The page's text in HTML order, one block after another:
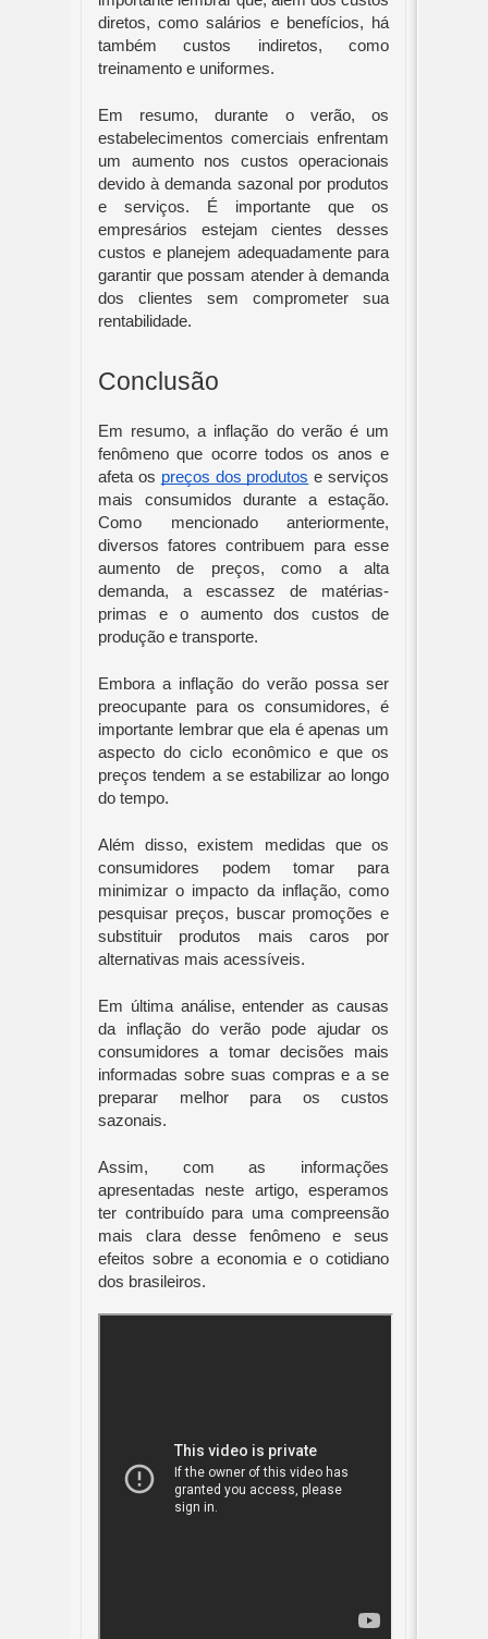
diretos, como salários e benefícios, há
também custos indiretos, como
treinamento e uniformes.
Em resumo, durante o verão, os
estabelecimentos comerciais enfrentam
um aumento nos custos operacionais
devido à demanda sazonal por produtos
e serviços. É importante que os
empresários estejam cientes desses
custos e planejem adequadamente para
garantir que possam atender à demanda
dos clientes sem comprometer sua
rentabilidade.
Conclusão
Em resumo, a inflação do verão é um
fenômeno que ocorre todos os anos e
afeta os preços dos produtos e serviços
mais consumidos durante a estação.
Como mencionado anteriormente,
diversos fatores contribuem para esse
aumento de preços, como a alta
demanda, a escassez de matérias-
primas e o aumento dos custos de
produção e transporte.
Embora a inflação do verão possa ser
preocupante para os consumidores, é
importante lembrar que ela é apenas um
aspecto do ciclo econômico e que os
preços tendem a se estabilizar ao longo
do tempo.
Além disso, existem medidas que os
consumidores podem tomar para
minimizar o impacto da inflação, como
pesquisar preços, buscar promoções e
substituir produtos mais caros por
alternativas mais acessíveis.
Em última análise, entender as causas
da inflação do verão pode ajudar os
consumidores a tomar decisões mais
informadas sobre suas compras e a se
preparar melhor para os custos
sazonais.
Assim, com as informações
apresentadas neste artigo, esperamos
ter contribuído para uma compreensão
mais clara desse fenômeno e seus
efeitos sobre a economia e o cotidiano
dos brasileiros.